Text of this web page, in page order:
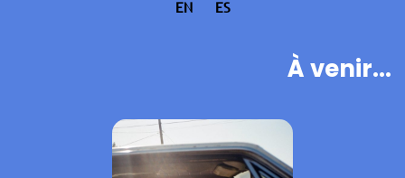
EN ES
À venir...